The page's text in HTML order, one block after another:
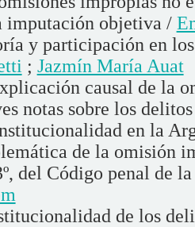
imputación objetiva /
y participación en
; Jazmín María Auat
causal de la
notas sobre los
en la
de la omisión
del Código penal de
de los